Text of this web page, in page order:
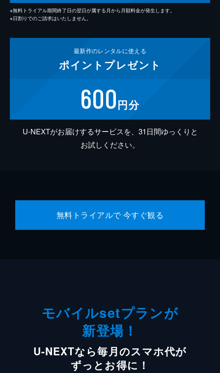
※無料トライアル期間終了日の翌日が属する月から月額料金が発生します。
※日割りでのご請求はいたしません。
最新作のレンタルに使える
ポイント プレゼント
600円分
U-NEXTがお届けするサービスを、31日間ゆっくりと
お試しください。
無料トライアルで 今すぐ観る
モバイルsetプランが
新登場！
U-NEXTなら毎月のスマホ代が
ずっとお得に！